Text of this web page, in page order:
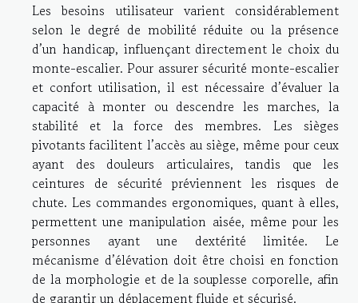
Les besoins utilisateur varient considérablement
selon le degré de mobilité réduite ou la présence
d’un handicap, influençant directement le choix du
monte-escalier. Pour assurer sécurité monte-escalier
et confort utilisation, il est nécessaire d’évaluer la
capacité à monter ou descendre les marches, la
stabilité et la force des membres. Les sièges
pivotants facilitent l’accès au siège, même pour ceux
ayant des douleurs articulaires, tandis que les
ceintures de sécurité préviennent les risques de
chute. Les commandes ergonomiques, quant à elles,
permettent une manipulation aisée, même pour les
personnes ayant une dextérité limitée. Le
mécanisme d’élévation doit être choisi en fonction
de la morphologie et de la souplesse corporelle, afin
de garantir un déplacement fluide et sécurisé.